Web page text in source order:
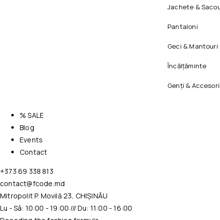
Jachete &
Pantaloni
Geci & Mantouri
Încălțăminte
Genți &
% SALE
Blog
Events
Contact
+373 69 338 813
contact@fcode.md
Mitropolit P. Movilă 23, CHIȘINĂU
Lu - Sâ: 10:00 - 19:00 /// Du: 11:00 - 16:00